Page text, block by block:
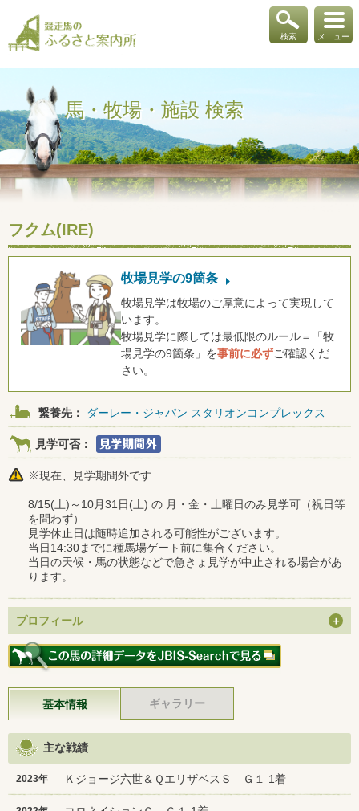
メニュー
検索
馬・牧場・施設 検索
フクム(IRE)
牧場見学の9箇条
牧場見学は牧場のご厚意によって実現して
います。
牧場見学に際しては最低限のルール＝「牧
場見学の9箇条」を事前に必ずご確認くだ
さい。
繋養先： ダーレー・ジャパン スタリオンコンプレックス
見学可否：
※現在、見学期間外です
8/15(土)～10月31日(土) の 月・金・土曜日のみ見学可（祝日等
を問わず）
見学休止日は随時追加される可能性がございます。
当日14:30までに種馬場ゲート前に集合ください。
当日の天候・馬の状態などで急きょ見学が中止される場合があ
ります。
プロフィール
基本情報 ギャラリー
主な戦績
2023年 Ｋジョージ六世＆ＱエリザベスＳ Ｇ１ 1着